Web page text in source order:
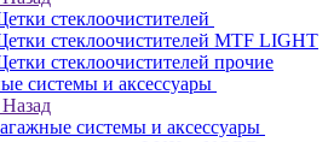
стеклоочистителей
стеклоочистителей MTF LIGHT
стеклоочистителей прочие
системы и аксессуары
Назад
системы и аксессуары